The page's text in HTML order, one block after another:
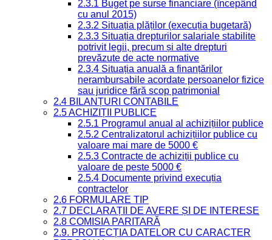
2.3.1 Buget pe surse financiare (începând
cu anul 2015)
2.3.2 Situația plăților (execuția bugetară)
2.3.3 Situația drepturilor salariale stabilite
potrivit legii, precum și alte drepturi
prevăzute de acte normative
2.3.4 Situația anuală a finanțărilor
nerambursabile acordate persoanelor fizice
sau juridice fără scop patrimonial
2.4 BILANȚURI CONTABILE
2.5 ACHIZIȚII PUBLICE
2.5.1 Programul anual al achizițiilor publice
2.5.2 Centralizatorul achizițiilor publice cu
valoare mai mare de 5000 €
2.5.3 Contracte de achiziții publice cu
valoare de peste 5000 €
2.5.4 Documente privind execuția
contractelor
2.6 FORMULARE TIP
2.7 DECLARAȚII DE AVERE ȘI DE INTERESE
2.8 COMISIA PARITARĂ
2.9. PROTECȚIA DATELOR CU CARACTER